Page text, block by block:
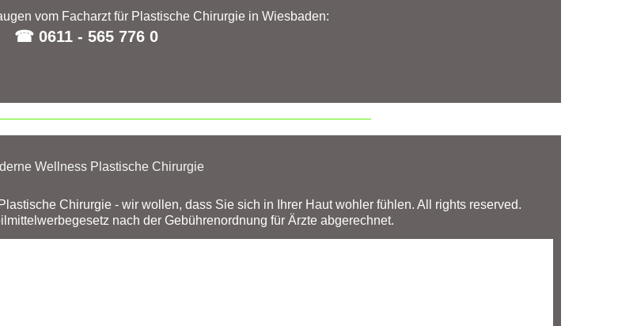
vom Facharzt für Plastische Chirurgie in Wiesbaden:
☎ 0611 - 565 776 0
Chirurgie - wir wollen, dass Sie sich in Ihrer Haut wohler fühlen. All rights reserved.
nach der Gebührenordnung für Ärzte abgerechnet.